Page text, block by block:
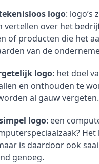
logo: logo’s
vertellen over het
of producten die het
van de
logo: het doel
en onthouden te
al gauw vergeten.
logo: een
is daardoor ook
genoeg.